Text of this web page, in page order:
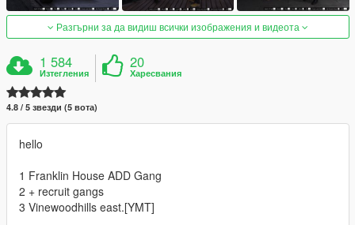
Разгърни за да видиш всички изображения и видеота
1 584
Изтегления
20
Харесвания
4.8 / 5 звезди (5 вота)
hello
1 Franklin House ADD Gang
2 + recruit gangs
3 Vinewoodhills east.[YMT]